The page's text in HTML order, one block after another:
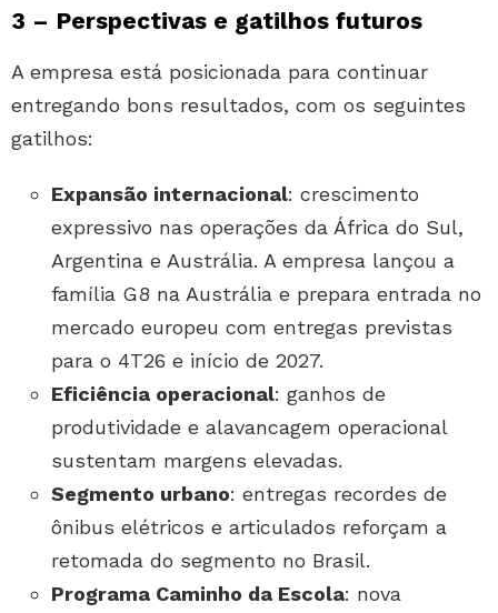
3 – Perspectivas e gatilhos futuros
A empresa está posicionada para continuar
entregando bons resultados, com os seguintes
gatilhos:
Expansão internacional: crescimento
expressivo nas operações da África do Sul,
Argentina e Austrália. A empresa lançou a
família G8 na Austrália e prepara entrada no
mercado europeu com entregas previstas
para o 4T26 e início de 2027.
Eficiência operacional: ganhos de
produtividade e alavancagem operacional
sustentam margens elevadas.
Segmento urbano: entregas recordes de
ônibus elétricos e articulados reforçam a
retomada do segmento no Brasil.
Programa Caminho da Escola: nova